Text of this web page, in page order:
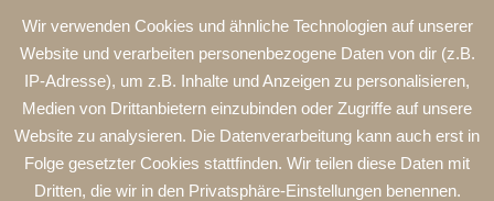
Insbesondere werden Inhalte Dritter als solche
gekennzeichnet. Sollten Sie trotzdem auf eine
Urheberrechtsverletzung aufmerksam werden, bitten wir
um einen entsprechenden Hinweis. Bei Bekanntwerden
von Rechtsverletzungen werden wir derartige Inhalte
umgehend entfernen.
Wir verwenden Cookies und ähnliche Technologien auf unserer
Website und verarbeiten personenbezogene Daten von dir (z.B.
IP-Adresse), um z.B. Inhalte und Anzeigen zu personalisieren,
Medien von Drittanbietern einzubinden oder Zugriffe auf unsere
Website zu analysieren. Die Datenverarbeitung kann auch erst in
Folge gesetzter Cookies stattfinden. Wir teilen diese Daten mit
Dritten, die wir in den Privatsphäre-Einstellungen benennen.